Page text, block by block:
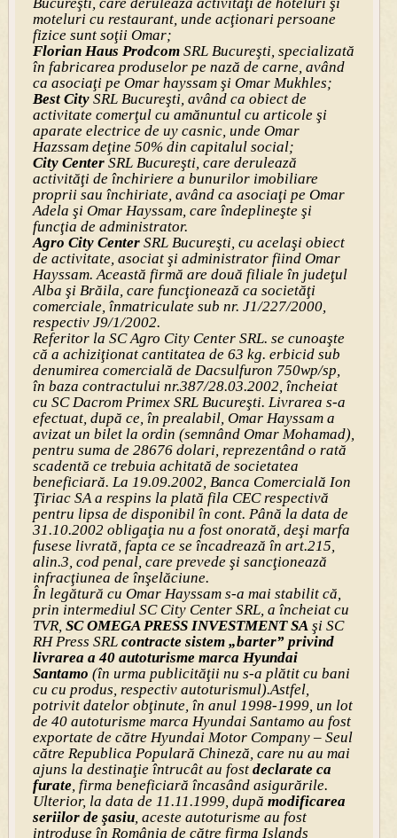
moteluri cu restaurant, unde acţionari persoane
fizice sunt soţii Omar;
Florian Haus Prodcom SRL Bucureşti, specializată
în fabricarea produselor pe nază de carne, având
ca asociaţi pe Omar hayssam şi Omar Mukhles;
Best City SRL Bucureşti, având ca obiect de
activitate comerţul cu amănuntul cu articole şi
aparate electrice de uy casnic, unde Omar
Hazssam deţine 50% din capitalul social;
City CenterSRL Bucureşti, care derulează
activităţi de închiriere a bunurilor imobiliare
proprii sau închiriate, având ca asociaţi pe Omar
Adela şi Omar Hayssam, care îndeplineşte şi
funcţia de administrator.
Agro City Center SRL Bucureşti, cu acelaşi obiect
de activitate, asociat şi administrator fiind Omar
Hayssam. Această firmă are două filiale în judeţul
Alba şi Brăila, care funcţionează ca societăţi
comerciale, înmatriculate sub nr. J1/227/2000,
respectiv J9/1/2002.
Referitor la SC Agro City Center SRL. se cunoaşte
că a achiziţionat cantitatea de 63 kg. erbicid sub
denumirea comercială de Dacsulfuron 750wp/sp,
în baza contractului nr.387/28.03.2002, încheiat
cu SC Dacrom Primex SRL Bucureşti. Livrarea s-a
efectuat, după ce, în prealabil, Omar Hayssam a
avizat un bilet la ordin (semnând Omar Mohamad),
pentru suma de 28676 dolari, reprezentând o rată
scadentă ce trebuia achitată de societatea
beneficiară. La 19.09.2002, Banca Comercială Ion
Ţiriac SA a respins la plată fila CEC respectivă
pentru lipsa de disponibil în cont. Până la data de
31.10.2002 obligaţia nu a fost onorată, deşi marfa
fusese livrată, fapta ce se încadrează în art.215,
alin.3, cod penal, care prevede şi sancţionează
infracţiunea de înşelăciune.
În legătură cu Omar Hayssam s-a mai stabilit că,
prin intermediul SC City Center SRL, a încheiat cu
TVR, SC OMEGA PRESS INVESTMENT SAşi SC
RH Press SRL contracte sistem „barter” privind
livrarea a 40 autoturisme marca Hyundai
Santamo (în urma publicităţii nu s-a plătit cu bani
cu cu produs, respectiv autoturismul).Astfel,
potrivit datelor obţinute, în anul 1998-1999, un lot
de 40 autoturisme marca Hyundai Santamo au fost
exportate de către Hyundai Motor Company – Seul
către Republica Populară Chineză, care nu au mai
ajuns la destinaţie întrucât au fost declarate ca
furate, firma beneficiară încasând asigurările.
Ulterior, la data de 11.11.1999, după modificarea
seriilor de şasiu, aceste autoturisme au fost
introduse în România de către firma Islands